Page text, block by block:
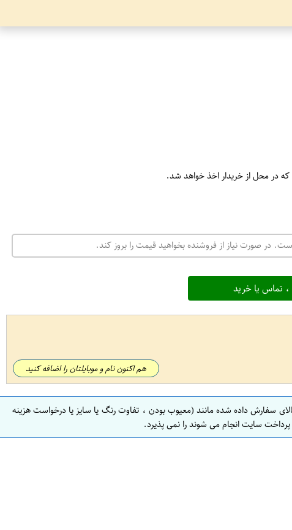
در محل از خریدار اخذ خواهد شد.
در صورت نیاز از فروشنده بخواهید قیمت را بروز کند.
تماس یا خرید
هم اکنون نام و موبایلتان را اضافه کنید
سفارش داده شده مانند (معیوب بودن ، تفاوت رنگ یا سایز یا درخواست هزینه
سایت انجام می شوند را نمی پذیرد.